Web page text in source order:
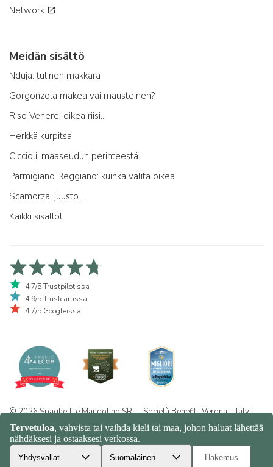
Network
Meidän sisältö
Nduja: tulinen makkara
Gorgonzola makea vai mausteinen?
Riso Venere: oikea riisi...
Herkkä kurpitsa
Ciccioli, maaseudun perinteestä
Parmigiano Reggiano: kuinka valita oikea
Scamorza: juusto ...
Kaikki sisällöt
4,7/5 Trustpilotissa
4,9/5 Trustcartissa
4,7/5 Googleissa
© 2026 Spaghetti e Mandolino SRL - Società Benefit | Verona - Italy |
+39 351 865 9444 | P.I. IT04913730232 | Certificazione BIO: IT-BIO-
016.380-0110744.2026.001 | REA VR-455804 |Yksityisyys- ja
evästekäytäntö|Sitemap